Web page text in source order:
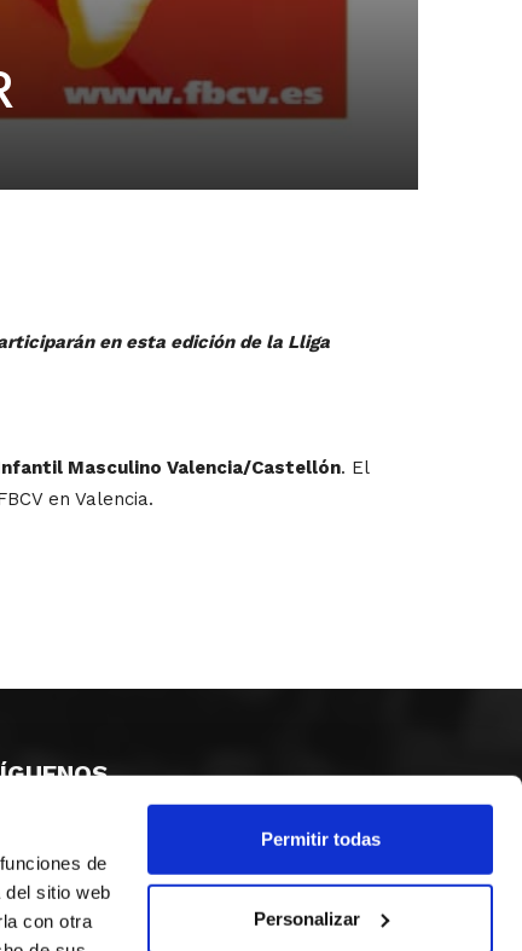
de
sitio web
con otra
Permitir todas
Personalizar
en esta edición de la Lliga
Masculino Valencia/Castellón. El
en Valencia.